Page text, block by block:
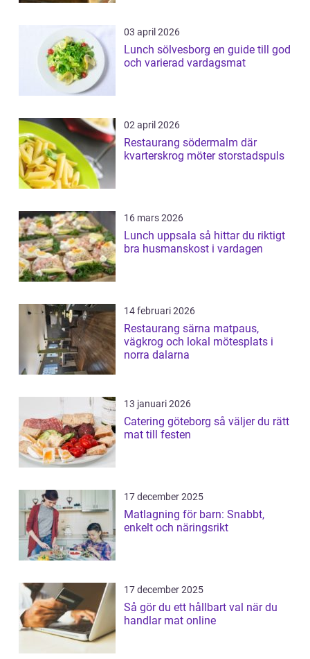
03 april 2026
Lunch sölvesborg en guide till god
och varierad vardagsmat
02 april 2026
Restaurang södermalm där
kvarterskrog möter storstadspuls
16 mars 2026
Lunch uppsala så hittar du riktigt
bra husmanskost i vardagen
14 februari 2026
Restaurang särna matpaus,
vägkrog och lokal mötesplats i
norra dalarna
13 januari 2026
Catering göteborg så väljer du rätt
mat till festen
17 december 2025
Matlagning för barn: Snabbt,
enkelt och näringsrikt
17 december 2025
Så gör du ett hållbart val när du
handlar mat online